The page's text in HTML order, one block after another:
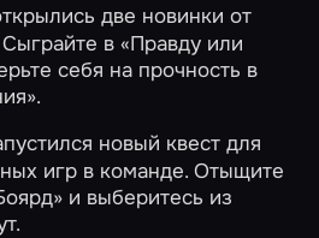
две новинки от
Сыграйте в«Правду или
себя на прочность в
.
новый квест для
игр в команде. Отыщите
и выберитесь из